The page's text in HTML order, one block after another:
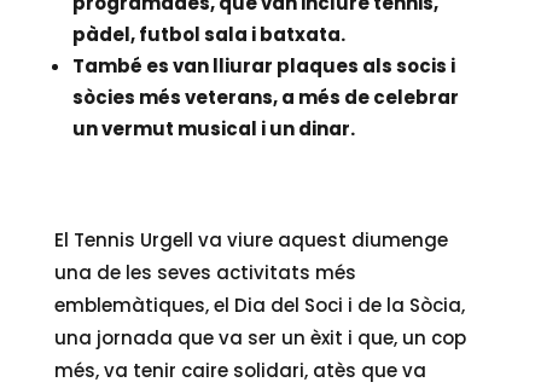
pàdel, futbol sala i batxata.
També es van lliurar plaques als socis i
sòcies més veterans, a més de celebrar
un vermut musical i un dinar.
El Tennis Urgell va viure aquest diumenge
una de les seves activitats més
emblemàtiques, el Dia del Soci i de la Sòcia,
una jornada que va ser un èxit i que, un cop
més, va tenir caire solidari, atès que va